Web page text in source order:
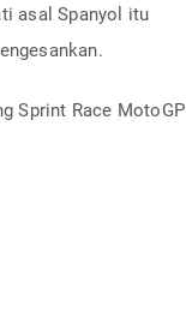
asal Spanyol itu
Sprint Race MotoGP